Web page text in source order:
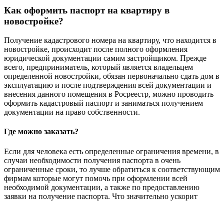
Как оформить паспорт на квартиру в
новостройке?
Получение кадастрового номера на квартиру, что находится в
новостройке, происходит после полного оформления
юридической документации самим застройщиком. Прежде
всего, предприниматель, который является владельцем
определенной новостройки, обязан первоначально сдать дом в
эксплуатацию и после подтверждения всей документации и
внесения данного помещения в Росреестр, можно проводить
оформить кадастровый паспорт и заниматься получением
документации на право собственности.
Где можно заказать?
Если для человека есть определенные ограничения времени, в
случаи необходимости получения паспорта в очень
ограниченные сроки, то лучше обратиться к соответствующим
фирмам которые могут помочь при оформлении всей
необходимой документации, а также по предоставлению
заявки на получение паспорта. Что значительно ускорит